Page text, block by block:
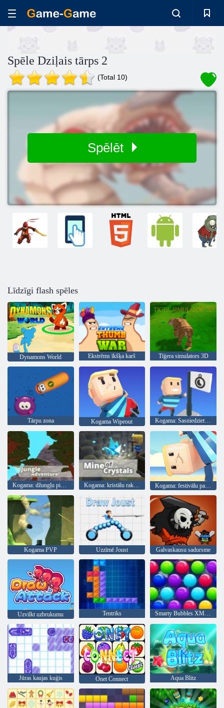
Spēle Dziļais tārps 2
(Total 10)
Spēlēt
Līdzīgi flash spēles
Dynamons World Ekstrēms īkšķa karš Tīģera simulators 3D
Tārpu zona Kogama Wipeout Kogama: Sasniedziet karogu
Kogama: džungļu piedzīvojums Kogama: kristālu raktuve Kogama: festivālu parks
Kogama PVP Uzzīmē Joust Galvaskausu sadursme
Uzvilkt uzbrukumu Tentriks Smarty Bubbles XMas Edition
Jūras kaujas kuģis Onet Connect Aqua Blitz